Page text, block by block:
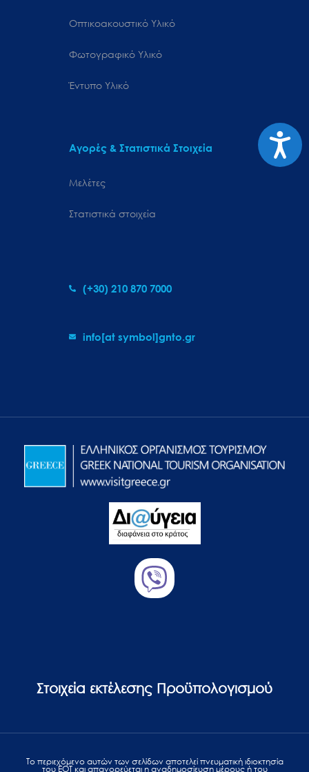
Οπτικοακουστικό Υλικό
Φωτογραφικό Υλικό
Έντυπο Υλικό
Αγορές & Στατιστικά Στοιχεία
Μελέτες
Στατιστικά στοιχεία
(+30) 210 870 7000
info[at symbol]gnto.gr
Στοιχεία εκτέλεσης Προϋπολογισμού
Το περιεχόμενο αυτών των σελίδων αποτελεί πvευματική ιδιοκτησία
του ΕΟΤ και απαγορεύεται η αναδημοσίευση μέρους ή του